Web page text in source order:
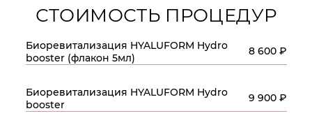
СТОИМОСТЬ ПРОЦЕДУР
Биоревитализация HYALUFORM Hydro
booster (флакон 5мл)
8 600 ₽
Биоревитализация HYALUFORM Hydro
booster
9 900 ₽